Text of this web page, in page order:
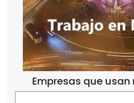
Empresas que